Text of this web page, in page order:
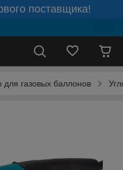
поставщика!
газовых баллонов